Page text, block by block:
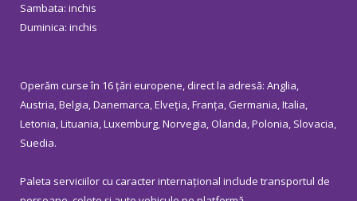
Sambata: inchis
Duminica: inchis
Operăm curse în 16 țări europene, direct la adresă: Anglia,
Austria, Belgia, Danemarca, Elveția, Franța, Germania, Italia,
Letonia, Lituania, Luxemburg, Norvegia, Olanda, Polonia, Slovacia,
Suedia.
Paleta serviciilor cu caracter internațional include transportul de